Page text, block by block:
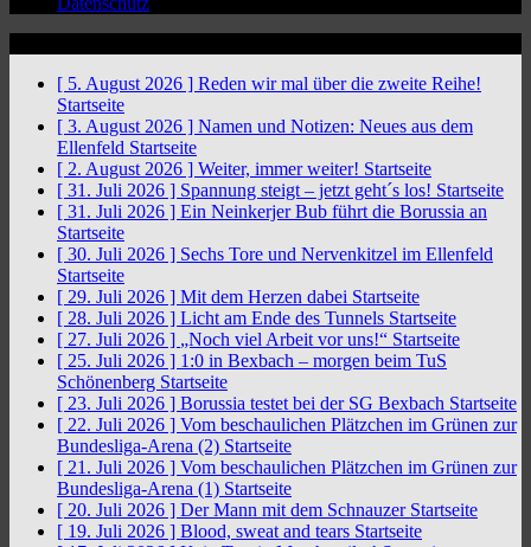
[ 5. August 2026 ] Reden wir mal über die zweite Reihe!
Startseite
[ 3. August 2026 ] Namen und Notizen: Neues aus dem
Ellenfeld Startseite
[ 2. August 2026 ] Weiter, immer weiter! Startseite
[ 31. Juli 2026 ] Spannung steigt – jetzt geht´s los! Startseite
[ 31. Juli 2026 ] Ein Neinkerjer Bub führt die Borussia an
Startseite
[ 30. Juli 2026 ] Sechs Tore und Nervenkitzel im Ellenfeld
Startseite
[ 29. Juli 2026 ] Mit dem Herzen dabei Startseite
[ 28. Juli 2026 ] Licht am Ende des Tunnels Startseite
[ 27. Juli 2026 ] „Noch viel Arbeit vor uns!“ Startseite
[ 25. Juli 2026 ] 1:0 in Bexbach – morgen beim TuS
Schönenberg Startseite
[ 23. Juli 2026 ] Borussia testet bei der SG Bexbach Startseite
[ 22. Juli 2026 ] Vom beschaulichen Plätzchen im Grünen zur
Bundesliga-Arena (2) Startseite
[ 21. Juli 2026 ] Vom beschaulichen Plätzchen im Grünen zur
Bundesliga-Arena (1) Startseite
[ 20. Juli 2026 ] Der Mann mit dem Schnauzer Startseite
[ 19. Juli 2026 ] Blood, sweat and tears Startseite